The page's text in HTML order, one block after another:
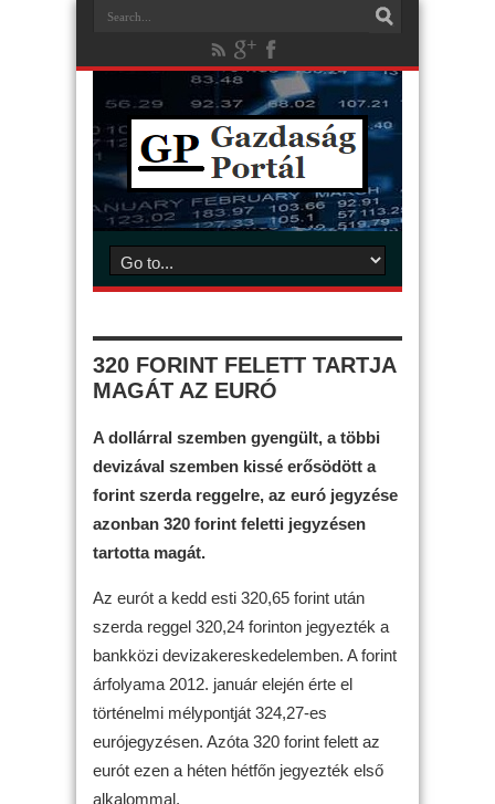
320 FORINT FELETT TARTJA
MAGÁT AZ EURÓ
A dollárral szemben gyengült, a többi
devizával szemben kissé erősödött a
forint szerda reggelre, az euró jegyzése
azonban 320 forint feletti jegyzésen
tartotta magát.
Az eurót a kedd esti 320,65 forint után
szerda reggel 320,24 forinton jegyezték a
bankközi devizakereskedelemben. A forint
árfolyama 2012. január elején érte el
történelmi mélypontját 324,27-es
eurójegyzésen. Azóta 320 forint felett az
eurót ezen a héten hétfőn jegyezték első
alkalommal.